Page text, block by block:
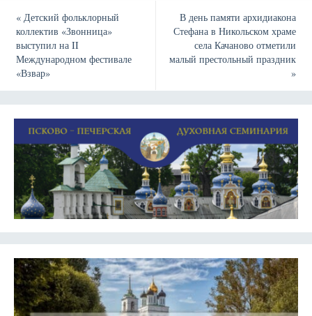
«Детский фольклорный
коллектив «Звонница»
выступил на II
Международном фестивале
«Взвар»
В день памяти архидиакона
Стефана в Никольском храме
села Качаново отметили
малый престольный праздник
»